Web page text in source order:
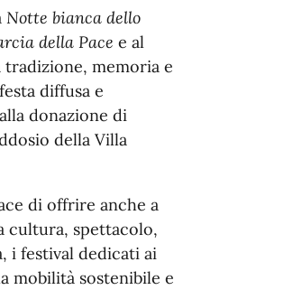
Notte bianca dello
della Pace e al
memoria e
diffusa e
donazione di
della Villa
di offrire anche a
cultura, spettacolo,
i festival dedicati ai
mobilità sostenibile e